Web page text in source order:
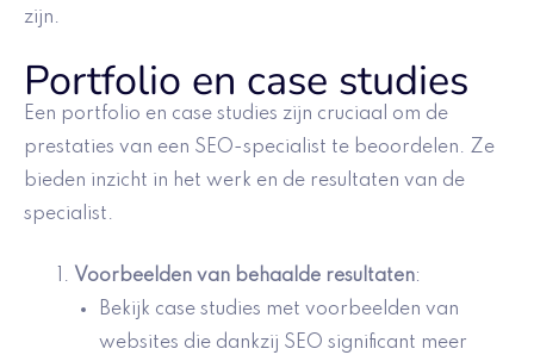
zijn.
Portfolio en case studies
Een portfolio en case studies zijn cruciaal om de
prestaties van een SEO-specialist te beoordelen. Ze
bieden inzicht in het werk en de resultaten van de
specialist.
Voorbeelden van behaalde resultaten:
Bekijk case studies met voorbeelden van
websites die dankzij SEO significant meer